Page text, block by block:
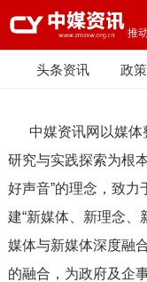
推
头条资讯 政
中媒资讯网以媒体
研究与实践探索为根
好声音”的理念，致
建“新媒体、新理念、
媒体与新媒体深度融
的融合，为政府及企